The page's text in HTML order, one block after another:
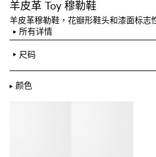
羊皮革 Toy 穆勒鞋
羊皮革穆勒鞋，花瓣形鞋头和漆面标志
所有详情
尺码
颜色